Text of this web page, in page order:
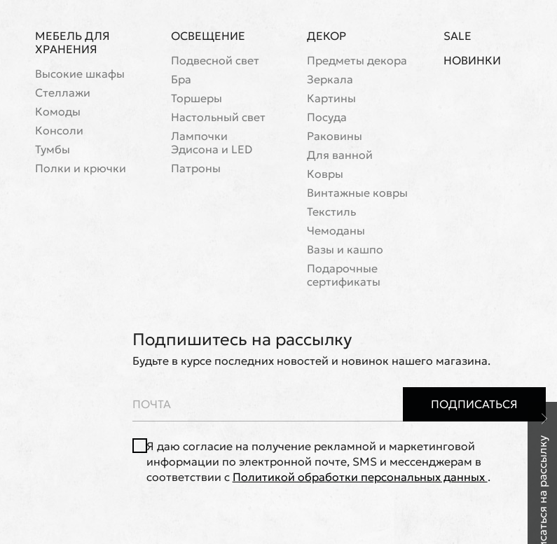
МЕБЕЛЬ ДЛЯ
ХРАНЕНИЯ
Высокие шкафы
Стеллажи
Комоды
Консоли
Тумбы
Полки и крючки
ОСВЕЩЕНИЕ
Подвесной свет
Бра
Торшеры
Настольный свет
Лампочки
Эдисона и LED
Патроны
ДЕКОР
Предметы декора
Зеркала
Картины
Посуда
Раковины
Для ванной
Ковры
Винтажные ковры
Текстиль
Чемоданы
Вазы и кашпо
Подарочные
сертификаты
SALE
НОВИНКИ
Подпишитесь на рассылку
Будьте в курсе последних новостей и новинок нашего магазина.
ПОДПИСАТЬСЯ
Я даю согласие на получение рекламной и маркетинговой
информации по электронной почте, SMS и мессенджерам в
соответствии с Политикой обработки персональных данных . Подписаться на рассылку